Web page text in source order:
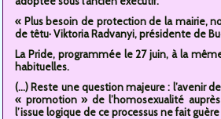
« Plus besoin de protection de la mairie,
de têtu· Viktoria Radvanyi, présidente de
La Pride, programmée le 27 juin, à la
habituelles.
(...) Reste une question majeure : l’avenir
« promotion » de l’homosexualité
l’issue logique de ce processus ne fait